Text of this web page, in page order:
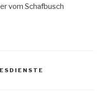
vom Schafbusch